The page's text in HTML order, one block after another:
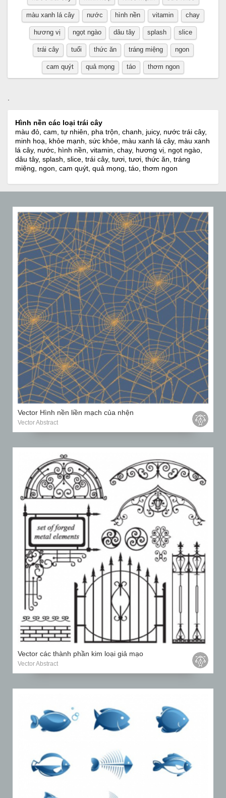
màu xanh lá cây nước hình nền vitamin chay
hương vị ngọt ngào dâu tây splash slice
trái cây tuổi thức ăn tráng miệng ngon
cam quýt quả mọng táo thơm ngon
Hình nền các loại trái cây
màu đỏ, cam, tự nhiên, pha trộn, chanh, juicy, nước trái cây,
minh hoạ, khỏe mạnh, sức khỏe, màu xanh lá cây, màu xanh
lá cây, nước, hình nền, vitamin, chay, hương vị, ngọt ngào,
dâu tây, splash, slice, trái cây, tươi, tươi, thức ăn, tráng
miệng, ngon, cam quýt, quả mọng, táo, thơm ngon
Vector Hình nền liền mạch của nhện
Vector Abstract
Vector các thành phần kim loại giả mạo
Vector Abstract